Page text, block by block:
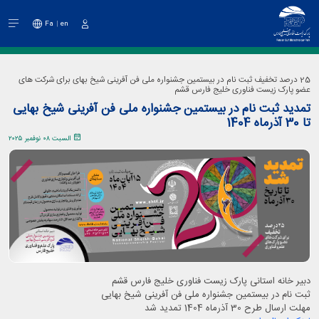
Fa en
25 درصد تخفیف ثبت نام در بیستمین جشنواره ملی فن آفرینی شیخ بهای برای شرکت های
عضو پارک زیست فناوری خلیج فارس قشم
تمدید ثبت نام در بیستمین جشنواره ملی فن آفرینی شیخ بهایی
تا 30 آذرماه 1404
السبت ٠٨ نوفمبر ٢٠٢٥
دبیر خانه استانی پارک زیست فناوری خلیج فارس قشم
ثبت نام در بیستمین جشنواره ملی فن آفرینی شیخ بهایی
مهلت ارسال طرح 30 آذرماه 1404 تمدید شد